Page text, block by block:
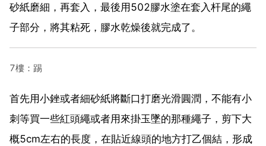
砂紙磨細，再套入，最後用502膠水塗在套入杆尾的繩
子部分，將其粘死，膠水乾燥後就完成了。
7樓：踢
首先用小銼或者細砂紙將斷口打磨光滑圓潤，不能有小
刺等買一些紅頭繩或者用來掛玉墜的那種繩子，剪下大
概5cm左右的長度，在貼近線頭的地方打乙個結，形成